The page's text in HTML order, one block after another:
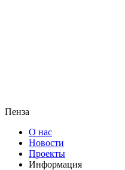
Пенза
О нас
Новости
Проекты
Информация